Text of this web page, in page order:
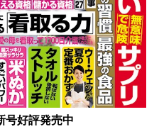
号好評発売中